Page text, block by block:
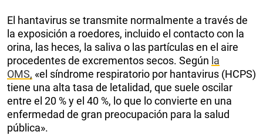
El hantavirus se transmite normalmente a través de
la exposición a roedores, incluido el contacto con la
orina, las heces, la saliva o las partículas en el aire
procedentes de excrementos secos. Según la
OMS, «el síndrome respiratorio por hantavirus (HCPS)
tiene una alta tasa de letalidad, que suele oscilar
entre el 20 % y el 40 %, lo que lo convierte en una
enfermedad de gran preocupación para la salud
pública».